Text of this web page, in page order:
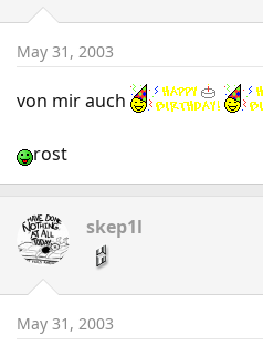
May 31, 2003
von mir auch
rost
skep1l
May 31, 2003